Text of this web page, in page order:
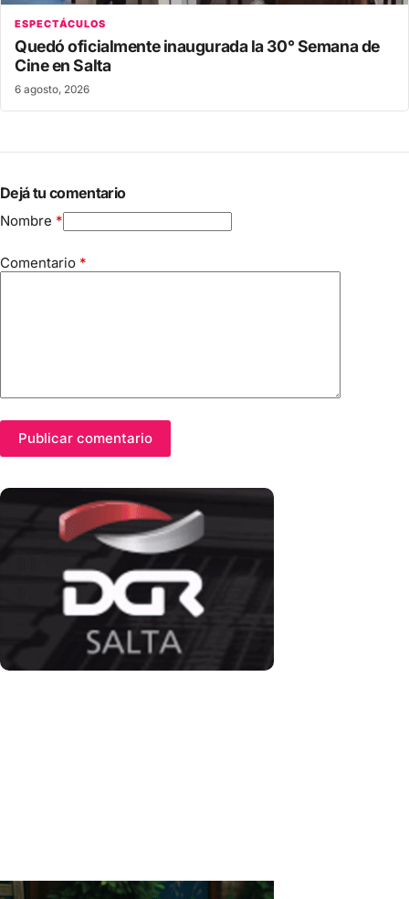
ESPECTÁCULOS
Quedó oficialmente inaugurada la 30° Semana de
Cine en Salta
6 agosto, 2026
Dejá tu comentario
Nombre *
Comentario *
Publicar comentario